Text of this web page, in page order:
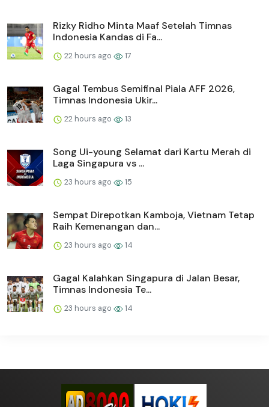
Rizky Ridho Minta Maaf Setelah Timnas
Indonesia Kandas di Fa...
22 hours ago 17
Gagal Tembus Semifinal Piala AFF 2026,
Timnas Indonesia Ukir...
22 hours ago 13
Song Ui-young Selamat dari Kartu Merah di
Laga Singapura vs ...
23 hours ago 15
Sempat Direpotkan Kamboja, Vietnam Tetap
Raih Kemenangan dan...
23 hours ago 14
Gagal Kalahkan Singapura di Jalan Besar,
Timnas Indonesia Te...
23 hours ago 14